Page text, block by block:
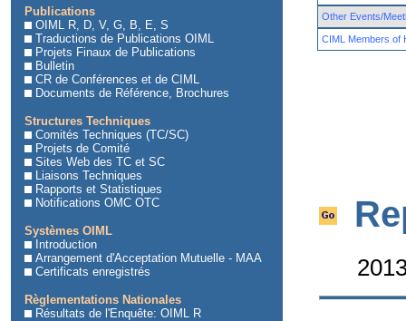
Publications
OIML R, D, V, G, B, E, S
Traductions de Publications OIML
Projets Finaux de Publications
Bulletin
CR de Conférences et de CIML
Documents de Référence, Brochures
Structures Techniques
Comités Techniques (TC/SC)
Projets de Comité
Sites Web des TC et SC
Liaisons Techniques
Rapports et Statistiques
Notifications OMC OTC
Systèmes OIML
Introduction
Arrangement d'Acceptation Mutuelle - MAA
Certificats enregistrés
Règlementations Nationales
Résultats de l'Enquête: OIML R
Other Events/
CIML Members of